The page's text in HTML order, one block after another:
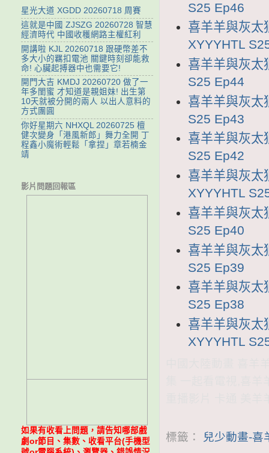
S25 Ep46
喜羊羊與灰太
XYYYHTL
喜羊羊與灰太
S25 Ep44
喜羊羊與灰太
S25 Ep43
喜羊羊與灰太
S25 Ep42
喜羊羊與灰太
XYYYHTL
喜羊羊與灰太
S25 Ep40
喜羊羊與灰太
S25 Ep39
喜羊羊與灰太
S25 Ep38
喜羊羊與灰太
XYYYHTL
標籤： 兒少動畫-喜
星光大道 XGDD 20260718 周賽
這就是中國 ZJSZG 20260728 智慧
經濟時代 中國收穫網路主權紅利
開講啦 KJL 20260718 跟硬幣差不
多大小的羈扣電池 關鍵時刻卻能救
命! 心臟起搏器中也需要它!
開門大吉 KMDJ 20260720 做了一
年多閨蜜 才知道是親姐妹! 出生第
10天就被分開的兩人 以出人意料的
方式團圓
你好星期六 NHXQL 20260725 檀
健次變身「港風新郎」舞力全開 丁
程鑫小魔術輕鬆「拿捏」章若楠金
靖
影片問題回報區
如果有收看上問題，請告知哪部戲
劇or節目、集數、收看平台(手機型